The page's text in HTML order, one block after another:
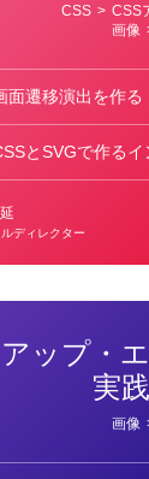
CSS > CSS
画像
面遷移演出を作る
とSVGで作る
ディレクター
ップ・
実
画像